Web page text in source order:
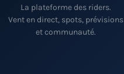
La plateforme des riders.
Vent en direct, spots, prévisions
et communauté.